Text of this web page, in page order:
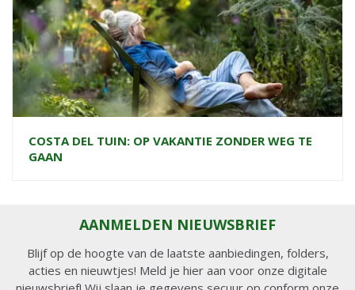
COSTA DEL TUIN: OP VAKANTIE ZONDER WEG TE
GAAN
AANMELDEN NIEUWSBRIEF
Blijf op de hoogte van de laatste aanbiedingen, folders,
acties en nieuwtjes! Meld je hier aan voor onze digitale